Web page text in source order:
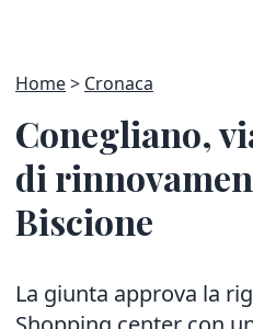
Home Cronaca
Conegliano,
di
Biscione
La giunta approva la